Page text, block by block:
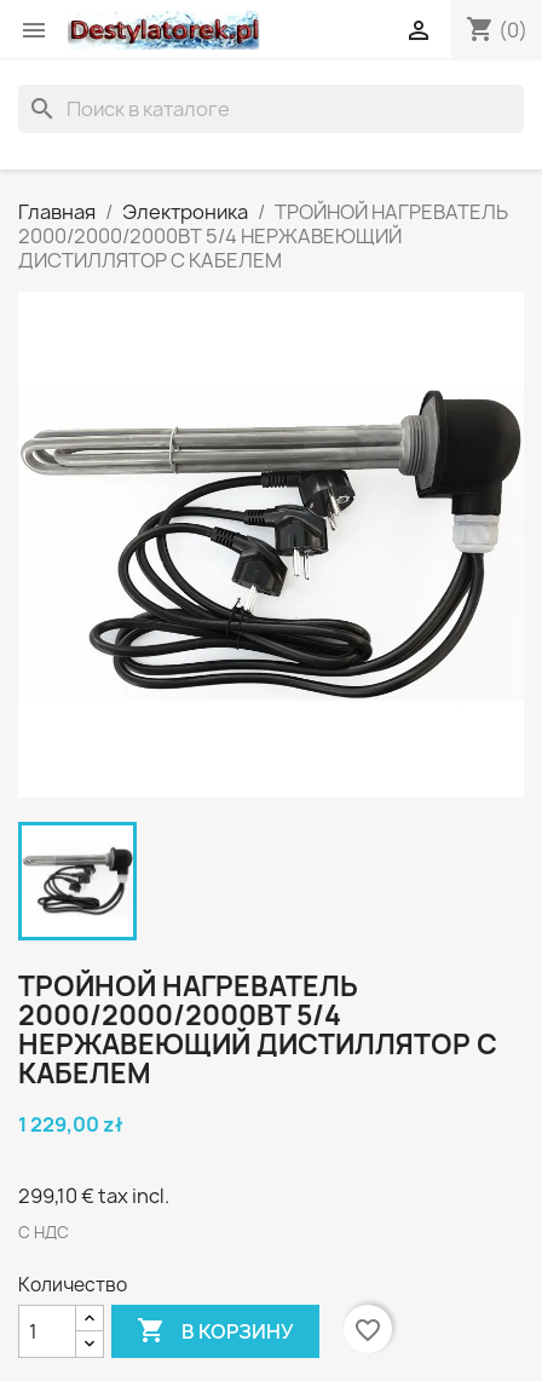
 shopping_cart (0)

search
Главная Электроника
ТРОЙНОЙ НАГРЕВАТЕЛЬ
2000/2000/2000ВТ 5/4 НЕРЖАВЕЮЩИЙ
ДИСТИЛЛЯТОР С КАБЕЛЕМ
ТРОЙНОЙ НАГРЕВАТЕЛЬ
2000/2000/2000ВТ 5/4
НЕРЖАВЕЮЩИЙ ДИСТИЛЛЯТОР С
КАБЕЛЕМ
1 229,00 zł
299,10 €tax incl.
С НДС
Количество
 В КОРЗИНУ favorite_border